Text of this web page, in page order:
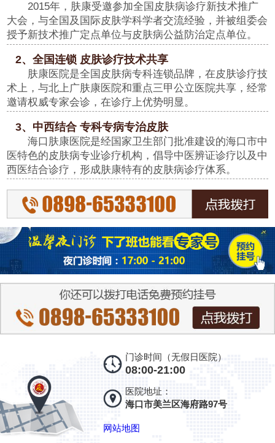
2015年，肤康受邀参加全国皮肤病诊疗新技术推广
大会，与全国及国际皮肤学科学者交流经验，并被组委会
授予新技术推广定点单位与皮肤病公益防治定点单位。
2、全国连锁 皮肤诊疗技术共享
肤康医院是全国皮肤病专科连锁品牌，在皮肤诊疗技
术上，与北上广肤康医院和重点三甲公立医院共享，经常
邀请权威专家会诊，在诊疗上优势明显。
3、中西结合 专科专病专治皮肤
海口肤康医院是经国家卫生部门批准建设的海口市中
医特色的皮肤病专业诊疗机构，倡导中医辨证诊疗以及中
西医结合诊疗，形成肤康特有的皮肤病诊疗体系。
门诊时间（无假日医院）
08:00-21:00
医院地址：
海口市美兰区海府路97号
网站地图